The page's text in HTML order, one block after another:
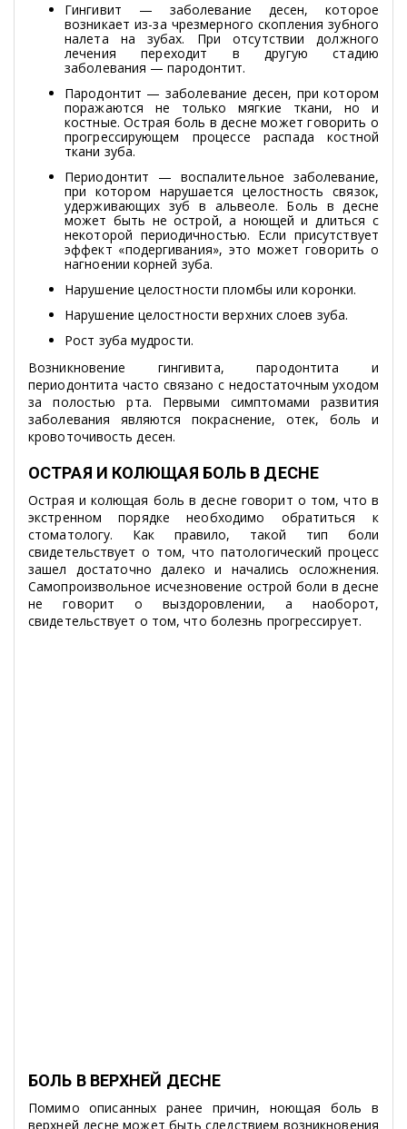
Гингивит — заболевание десен, которое
возникает из-за чрезмерного скопления зубного
налета на зубах. При отсутствии должного
лечения переходит в другую стадию
заболевания — пародонтит.
Пародонтит — заболевание десен, при котором
поражаются не только мягкие ткани, но и
костные. Острая боль в десне может говорить о
прогрессирующем процессе распада костной
ткани зуба.
Периодонтит — воспалительное заболевание,
при котором нарушается целостность связок,
удерживающих зуб в альвеоле. Боль в десне
может быть не острой, а ноющей и длиться с
некоторой периодичностью. Если присутствует
эффект «подергивания», это может говорить о
нагноении корней зуба.
Нарушение целостности пломбы или коронки.
Нарушение целостности верхних слоев зуба.
Рост зуба мудрости.
Возникновение гингивита, пародонтита и
периодонтита часто связано с недостаточным уходом
за полостью рта. Первыми симптомами развития
заболевания являются покраснение, отек, боль и
кровоточивость десен.
ОСТРАЯ И КОЛЮЩАЯ БОЛЬ В ДЕСНЕ
Острая и колющая боль в десне говорит о том, что в
экстренном порядке необходимо обратиться к
стоматологу. Как правило, такой тип боли
свидетельствует о том, что патологический процесс
зашел достаточно далеко и начались осложнения.
Самопроизвольное исчезновение острой боли в десне
не говорит о выздоровлении, а наоборот,
свидетельствует о том, что болезнь прогрессирует.
БОЛЬ В ВЕРХНЕЙ ДЕСНЕ
Помимо описанных ранее причин, ноющая боль в
верхней десне может быть следствием возникновения